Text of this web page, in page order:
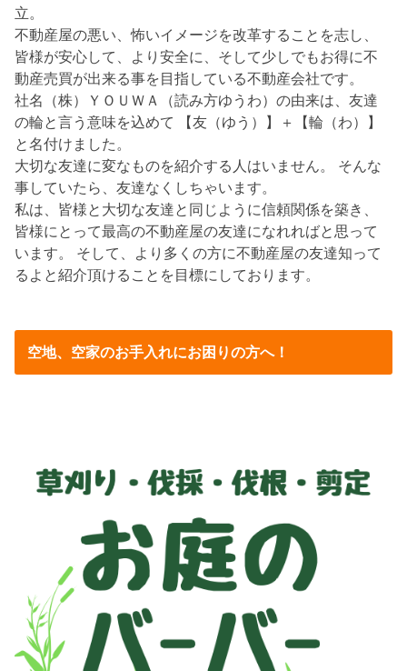
立。
不動産屋の悪い、怖いイメージを改革することを志し、
皆様が安心して、より安全に、そして少しでもお得に不
動産売買が出来る事を目指している不動産会社です。
社名（株）ＹＯＵＷＡ（読み方ゆうわ）の由来は、友達
の輪と言う意味を込めて 【友（ゆう）】＋【輪（わ）】
と名付けました。
大切な友達に変なものを紹介する人はいません。 そんな
事していたら、友達なくしちゃいます。
私は、皆様と大切な友達と同じように信頼関係を築き、
皆様にとって最高の不動産屋の友達になれればと思って
います。 そして、より多くの方に不動産屋の友達知って
るよと紹介頂けることを目標にしております。
空地、空家のお手入れにお困りの方へ！